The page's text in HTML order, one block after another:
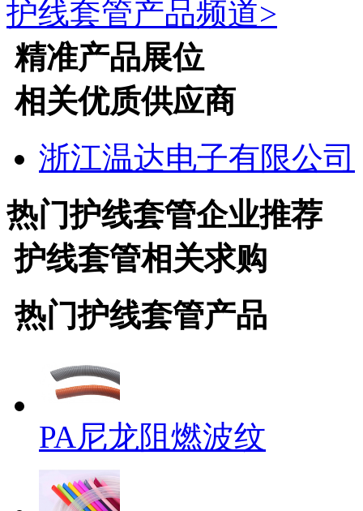
护线套管产品频道>
精准产品展位
相关优质供应商
浙江温达电子有限公司
热门护线套管企业推荐
护线套管相关求购
热门护线套管产品
PA尼龙阻燃波纹